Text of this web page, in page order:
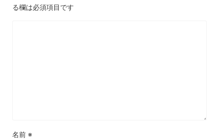
る欄は必須項目です
名前 ※